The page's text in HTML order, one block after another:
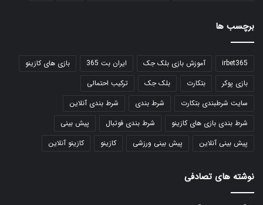
برچسب ها
irbet365 آموزش بازی بلک جک ایران بت 365
بازی های کازینو
بازی پوکر
بتکارت بلک جک
ترکیب احتمالی
سایت شرطبندی بتکارت
شرط بندی
شرط بندی آنلاین
شرط بندی بازی های کازینو
شرط بندی فوتبال
پیش بینی
پیش بینی آنلاین
پیش بینی ورزشی کازینو کازینو آنلاین
نوشته های تصادفی